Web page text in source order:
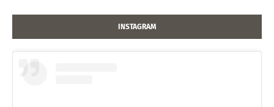
INSTAGRAM